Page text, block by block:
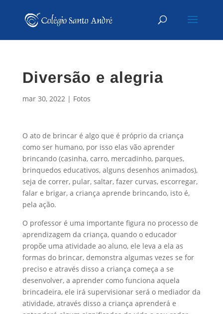
Diversão e alegria
mar 30, 2022| Fotos
O ato de brincar é algo que é próprio da criança
como ser humano, por isso elas vão aprender
brincando (casinha, carro, mercadinho, parques,
brinquedos educativos, alguns desenhos animados),
seja de correr, pular, saltar, fazer curvas, escorregar,
falar e brigar, a criança aprende brincando, isto é,
pela ação.
O professor é uma importante figura no processo de
aprendizagem da criança, quando o educador
propõe uma atividade ao aluno, ele leva a ela as
formas do brincar, demonstra algumas vezes se for
preciso e através disso a criança começa a se
desenvolver, a aprender como funciona aquela
brincadeira, ele irá supervisionar será o mediador da
atividade, através disso a criança aprenderá e